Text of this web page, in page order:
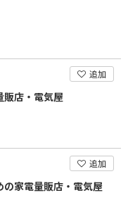
追加
販店・電気屋
追加
家電量販店・電気屋